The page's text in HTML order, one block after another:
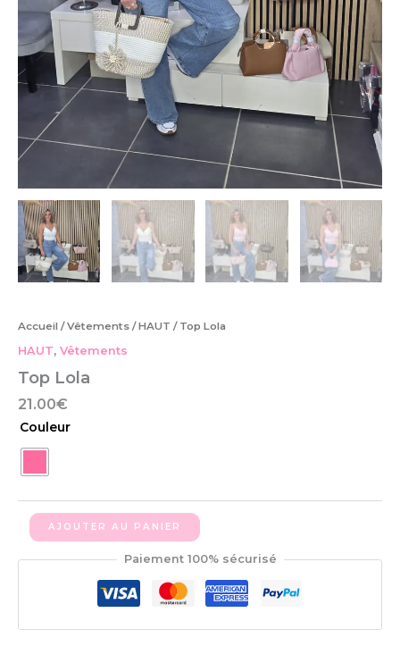
Accueil /Vêtements /HAUT / Top Lola
HAUT, Vêtements
Top Lola
21.00€
Couleur
AJOUTER AU PANIER
Paiement 100% sécurisé